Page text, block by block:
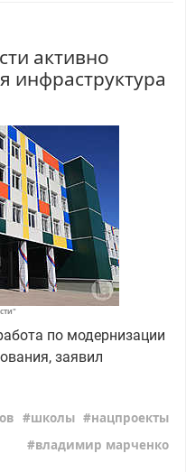
активно
инфраструктура
по модернизации
заявил
школы
нацпроекты
владимир марченко